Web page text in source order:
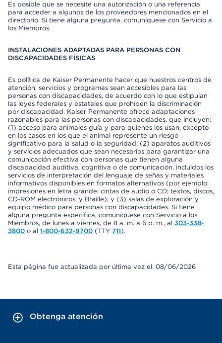
Es posible que se necesite una autorización o una referencia
para acceder a algunos de los proveedores mencionados en el
directorio. Si tiene alguna pregunta, comuníquese con Servicio a
los Miembros.
INSTALACIONES ADAPTADAS PARA PERSONAS CON
DISCAPACIDADES FÍSICAS
Es política de Kaiser Permanente hacer que nuestros centros de
atención, servicios y programas sean accesibles para las
personas con discapacidades, de acuerdo con lo que estipulan
las leyes federales y estatales que prohíben la discriminación
por discapacidad. Kaiser Permanente ofrece adaptaciones
razonables para las personas con discapacidades, que incluyen:
(1) acceso para animales guía y para quienes los usan, excepto
en los casos en los que el animal represente un riesgo
significativo para la salud o la seguridad; (2) aparatos auditivos
y servicios adecuados que sean necesarios para garantizar una
comunicación efectiva con personas que tienen alguna
discapacidad auditiva, cognitiva o de comunicación, incluidos los
servicios de interpretación del lenguaje de señas y materiales
informativos disponibles en formatos alternativos (por ejemplo:
impresiones en letra grande; cintas de audio o CD; textos, discos,
CD-ROM electrónicos; y Braille); y (3) salas de exploración y
equipo médico para personas con discapacidades. Si tiene
alguna pregunta específica, comuníquese con Servicio a los
Miembros, de lunes a viernes, de 8 a. m. a 6 p. m., al 303-338-
3800 o al 1-800-632-9700 (TTY 711).
Esta página fue actualizada por última vez el: 08/06/2026
Obtenga atención